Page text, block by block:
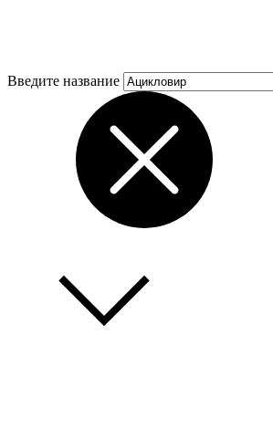
Введите название